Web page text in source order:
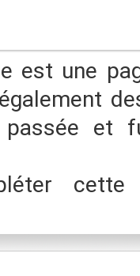
est une
et